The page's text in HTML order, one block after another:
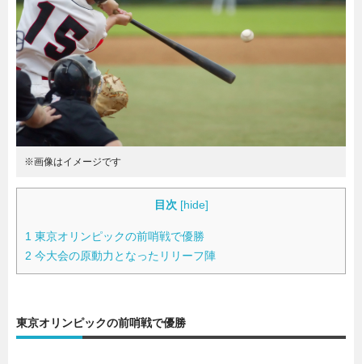
暮らし エンタメ
※画像はイメージです
目次 [hide]
1 東京オリンピックの前哨戦で優勝
2 今大会の原動力となったリリーフ陣
東京オリンピックの前哨戦で優勝